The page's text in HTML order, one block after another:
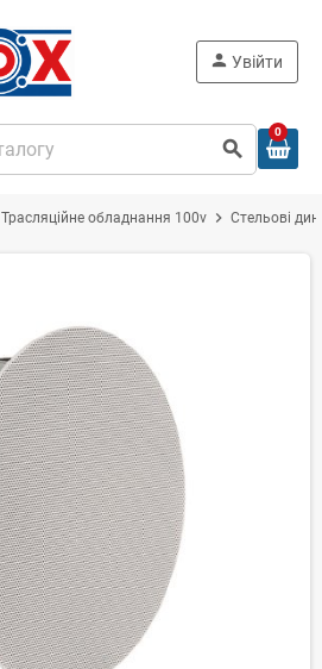
search
person Увійти
0
Трасляційне обладнання 100v chevron_right Стельові